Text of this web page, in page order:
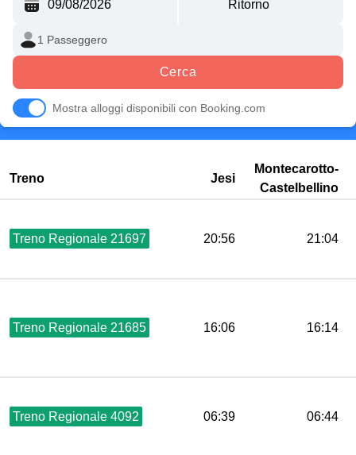
Cerca
Mostra alloggi disponibili con Booking.com
Treno Jesi
Montecarotto-
Castelbellino
Treno Regionale 21697 20:56 21:04
Treno Regionale 21685 16:06 16:14
Treno Regionale 4092 06:39 06:44